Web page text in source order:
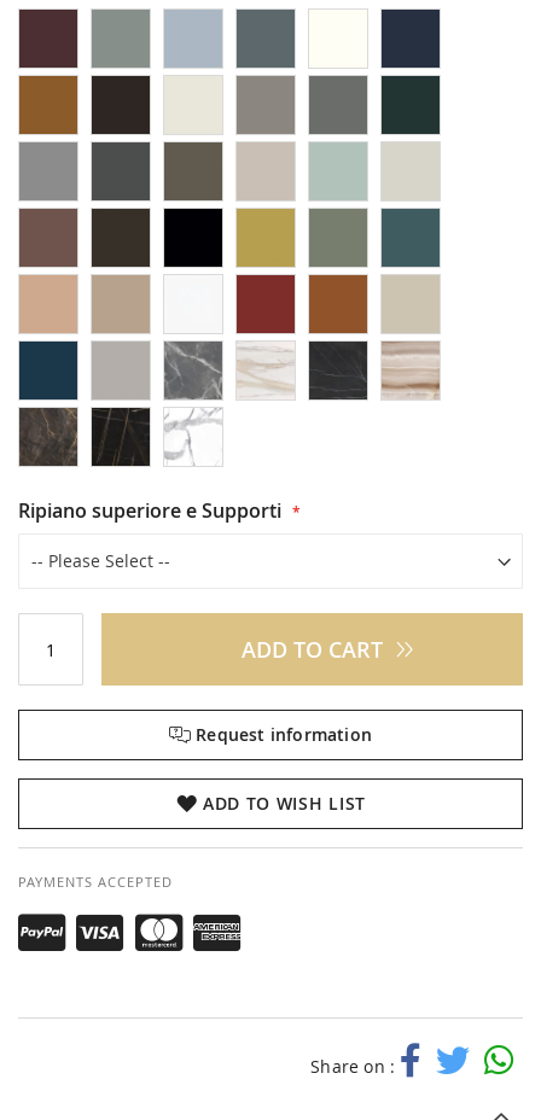
Ripiano superiore e Supporti
ADD TO CART
Request information
ADD TO WISH LIST
PAYMENTS ACCEPTED
Share on :